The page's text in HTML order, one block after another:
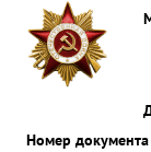
Номер документа